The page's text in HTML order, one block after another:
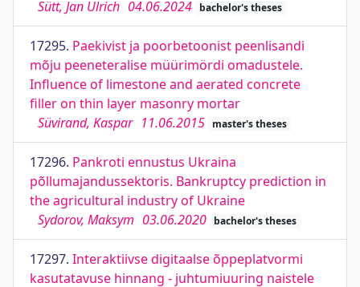
Sütt, Jan Ulrich 04.06.2024 bachelor's theses
17295. Paekivist ja poorbetoonist peenlisandi
mõju peeneteralise müürimördi omadustele.
Influence of limestone and aerated concrete
filler on thin layer masonry mortar
Süvirand, Kaspar 11.06.2015 master's theses
17296. Pankroti ennustus Ukraina
põllumajandussektoris. Bankruptcy prediction in
the agricultural industry of Ukraine
Sydorov, Maksym 03.06.2020 bachelor's theses
17297. Interaktiivse digitaalse õppeplatvormi
kasutatavuse hinnang - juhtumiuuring naistele